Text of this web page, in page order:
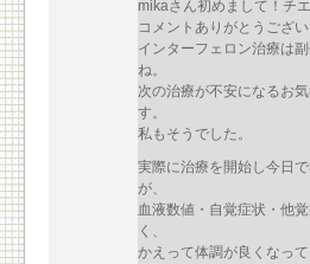
mikaさん初めまして！チエ
コメントありがとうござい
インターフェロン治療は
ね。
次の治療が不安になるお
す。
私もそうでした。
実際に治療を開始し今日
が、
血液数値・自覚症状・他
く、
かえって体調が良くなって